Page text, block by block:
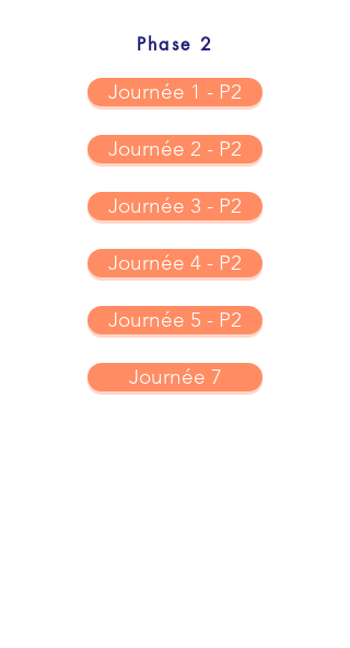
Phase 2
Journée 1 - P2
Journée 2 - P2
Journée 3 - P2
Journée 4 - P2
Journée 5 - P2
Journée 7